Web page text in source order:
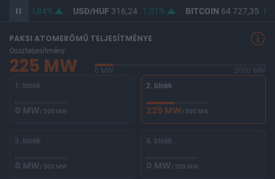
0,84% USD/HUF316,24 1,01% BITCOIN64 727,35
PAKSI ATOMERŐMŰ TELJESÍTMÉNYE
Összteljesítmény
225 MW 0 MW
2000 MW
1. blokk
0 MW/ 500 MW
2. blokk
225 MW/ 500 MW
3. blokk
0 MW/ 500 MW
4. blokk
0 MW/ 500 MW